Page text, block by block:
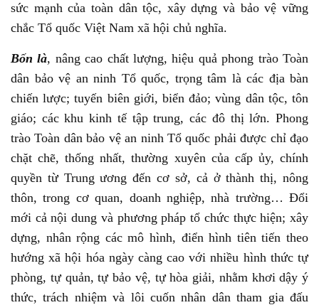
sức mạnh của toàn dân tộc, xây dựng và bảo vệ vững
chắc Tổ quốc Việt Nam xã hội chủ nghĩa.
Bốn là, nâng cao chất lượng, hiệu quả phong trào Toàn
dân bảo vệ an ninh Tổ quốc, trọng tâm là các địa bàn
chiến lược; tuyến biên giới, biển đảo; vùng dân tộc, tôn
giáo; các khu kinh tế tập trung, các đô thị lớn. Phong
trào Toàn dân bảo vệ an ninh Tổ quốc phải được chỉ đạo
chặt chẽ, thống nhất, thường xuyên của cấp ủy, chính
quyền từ Trung ương đến cơ sở, cả ở thành thị, nông
thôn, trong cơ quan, doanh nghiệp, nhà trường… Đổi
mới cả nội dung và phương pháp tổ chức thực hiện; xây
dựng, nhân rộng các mô hình, điển hình tiên tiến theo
hướng xã hội hóa ngày càng cao với nhiều hình thức tự
phòng, tự quản, tự bảo vệ, tự hòa giải, nhằm khơi dậy ý
thức, trách nhiệm và lôi cuốn nhân dân tham gia đấu